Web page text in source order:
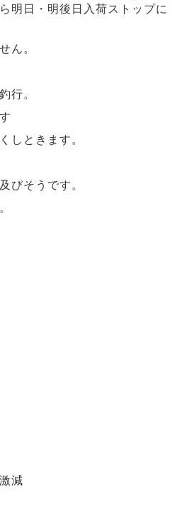
明日・明後日入荷ストップに
ん。
行。
しときます。
びそうです。
減